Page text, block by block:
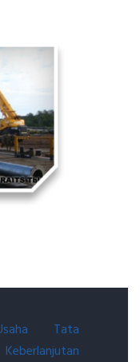
Tata
Keberlanjutan